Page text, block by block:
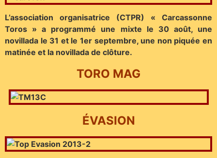
L’association organisatrice (CTPR) « Carcassonne
Toros » a programmé une mixte le 30 août, une
novillada le 31 et le 1er septembre, une non piquée en
matinée et la novillada de clôture.
TORO MAG
ÉVASION